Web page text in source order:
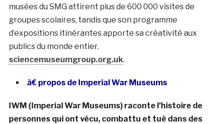
musées du SMG attirent plus de 600 000 visites de
groupes scolaires, tandis que son programme
d’expositions itinérantes apporte sa créativité aux
publics du monde entier.
sciencemuseumgroup.org.uk.
à€ propos de Imperial War Museums
IWM (Imperial War Museums) raconte l’histoire de
personnes qui ont vécu, combattu et tué dans des